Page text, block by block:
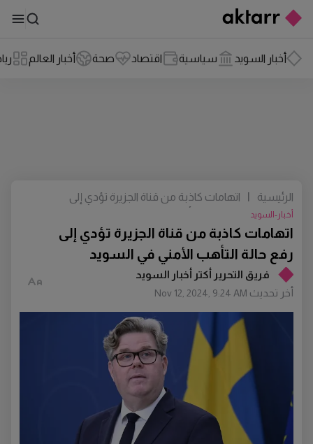
أخبار السويد سياسية اقتصاد صحة أخبار العالم
فريق التحرير أكتر أخبار السويد
أخر تحديث Nov 12, 2024, 9:24 AM
اتهامات كاذبة من قناة الجزيرة تؤدي إلى
رفع حالة التأهب الأمني في السويد
أخبار-السويد
الرئيسية
اتهامات كاذبة من قناة الجزيرة تؤدي إلى